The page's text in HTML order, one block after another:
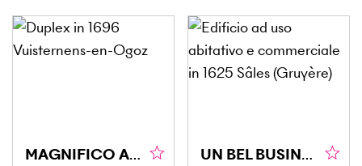
MAGNIFICO APPARTAMENTO CON TETTO
UN BEL BUSINESS DA RILEVARE